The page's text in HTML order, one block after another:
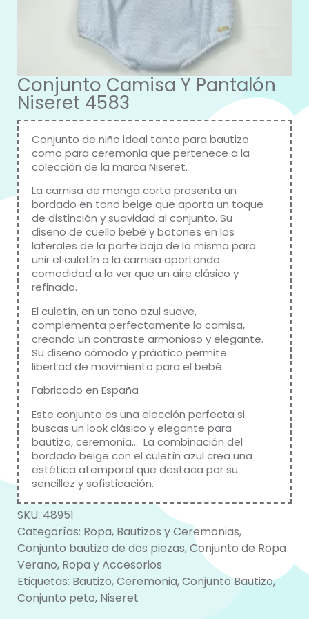
Conjunto Camisa Y Pantalón
Niseret 4583
Conjunto de niño ideal tanto para bautizo
como para ceremonia que pertenece a la
colección de la marca Niseret.
La camisa de manga corta presenta un
bordado en tono beige que aporta un toque
de distinción y suavidad al conjunto. Su
diseño de cuello bebé y botones en los
laterales de la parte baja de la misma para
unir el culetín a la camisa aportando
comodidad a la ver que un aire clásico y
refinado.
El culetín, en un tono azul suave,
complementa perfectamente la camisa,
creando un contraste armonioso y elegante.
Su diseño cómodo y práctico permite
libertad de movimiento para el bebé.
Fabricado en España
Este conjunto es una elección perfecta si
buscas un look clásico y elegante para
bautizo, ceremonia… La combinación del
bordado beige con el culetín azul crea una
estética atemporal que destaca por su
sencillez y sofisticación.
SKU: 48951
Categorías: Ropa, Bautizos y Ceremonias,
Conjunto bautizo de dos piezas,Conjunto de Ropa
Verano, Ropa y Accesorios
Etiquetas: Bautizo,Ceremonia,Conjunto Bautizo,
Conjunto peto, Niseret